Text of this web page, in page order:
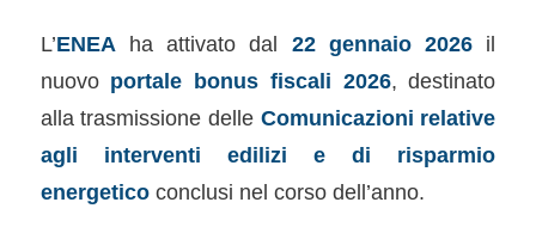
L’ENEA ha attivato dal 22 gennaio 2026 il
nuovo portale bonus fiscali 2026, destinato
alla trasmissione delle Comunicazioni relative
agli interventi edilizi e di risparmio
energeticoconclusi nel corso dell’anno.